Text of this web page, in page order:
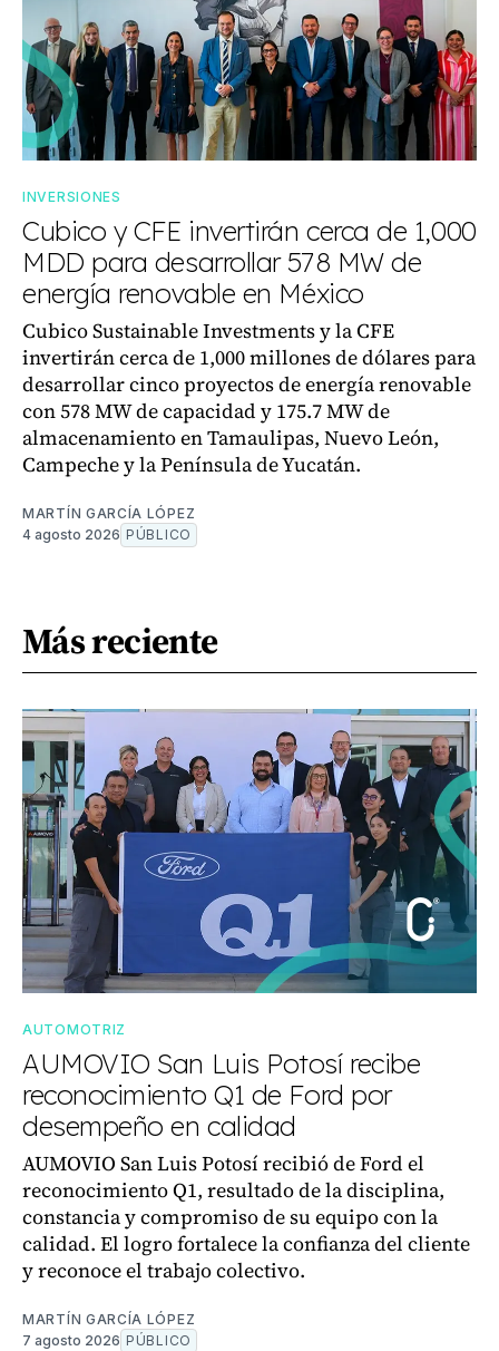
INVERSIONES
Cubico y CFE invertirán cerca de 1,000
MDD para desarrollar 578 MW de
energía renovable en México
Cubico Sustainable Investments y la CFE
invertirán cerca de 1,000 millones de dólares para
desarrollar cinco proyectos de energía renovable
con 578 MW de capacidad y 175.7 MW de
almacenamiento en Tamaulipas, Nuevo León,
Campeche y la Península de Yucatán.
MARTÍN GARCÍA LÓPEZ
4 agosto 2026 PÚBLICO
Más reciente
AUTOMOTRIZ
AUMOVIO San Luis Potosí recibe
reconocimiento Q1 de Ford por
desempeño en calidad
AUMOVIO San Luis Potosí recibió de Ford el
reconocimiento Q1, resultado de la disciplina,
constancia y compromiso de su equipo con la
calidad. El logro fortalece la confianza del cliente
y reconoce el trabajo colectivo.
MARTÍN GARCÍA LÓPEZ
7 agosto 2026 PÚBLICO